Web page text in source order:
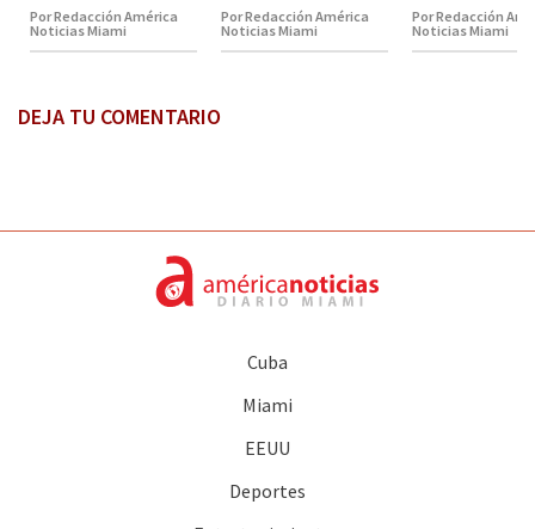
Por Redacción América
Noticias Miami
Por Redacción América
Noticias Miami
Por Redacción
Noticias Miami
DEJA TU COMENTARIO
Cuba
Miami
EEUU
Deportes